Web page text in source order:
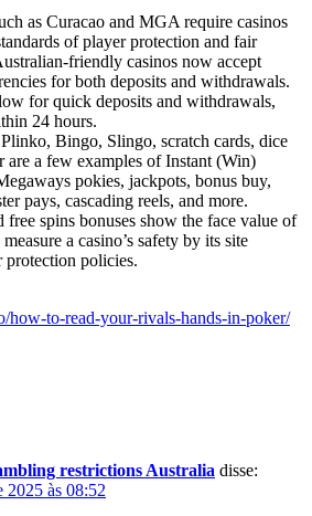
as Curacao and MGA require casinos
of player protection and fair
friendly casinos now accept
for both deposits and withdrawals.
for quick deposits and withdrawals,
24 hours.
Bingo, Slingo, scratch cards, dice
are a few examples of Instant (Win)
pokies, jackpots, bonus buy,
pays, cascading reels, and more.
free spins bonuses show the face value of
a casino’s safety by its site
protection policies.
how-to-read-your-rivals-hands-in-poker/
restrictions Australia disse:
2025 às 08:52